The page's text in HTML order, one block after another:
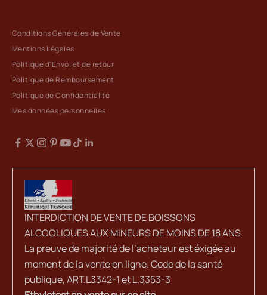
Conditions Générales de Vente
Mentions Légales
Politique d'Envoi et de retour
Politique de Remboursement
Politique de Confidentialité
Mes données personnelles
INTERDICTION DE VENTE DE BOISSONS
ALCOOLIQUES AUX MINEURS DE MOINS DE 18 ANS
La preuve de majorité de l’acheteur est éxigée au
moment de la vente en ligne. Code de la santé
publique, ART.L3342-1 et L.3353-3